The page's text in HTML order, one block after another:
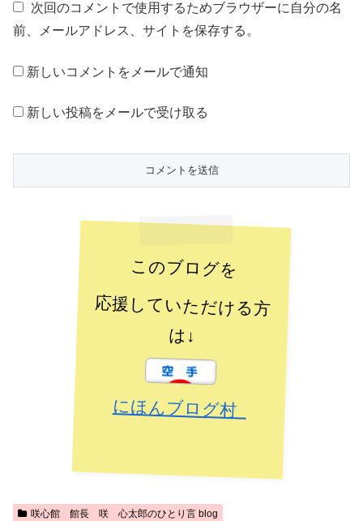
次回のコメントで使用するためブラウザーに自分の名
前、メールアドレス、サイトを保存する。
新しいコメントをメールで通知
新しい投稿をメールで受け取る
このブログを
応援していただける方
は↓
にほんブログ村
咲心館 館長 咲 心太郎のひとり言 blog